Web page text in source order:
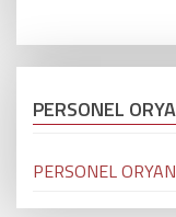
PERSONEL
PERSONEL